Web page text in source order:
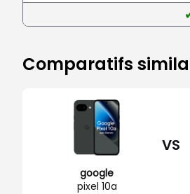
Comparatifs
google
pixel 10a
VS